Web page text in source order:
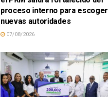
proceso interno para escoger
nuevas autoridades
07/08/2026